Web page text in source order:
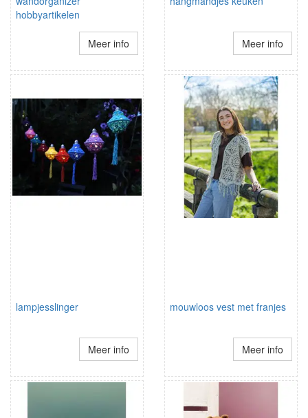
hobbyartikelen
Meer info Meer info
lampjesslinger
Meer info
mouwloos vest met franjes
Meer info